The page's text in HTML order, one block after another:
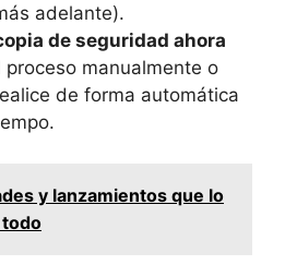
adelante).
de seguridad ahora
proceso manualmente o
de forma automática
y lanzamientos que lo